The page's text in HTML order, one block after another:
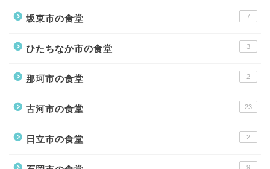
坂東市の食堂 7
ひたちなか市の食堂 3
那珂市の食堂 2
古河市の食堂 23
日立市の食堂 2
9